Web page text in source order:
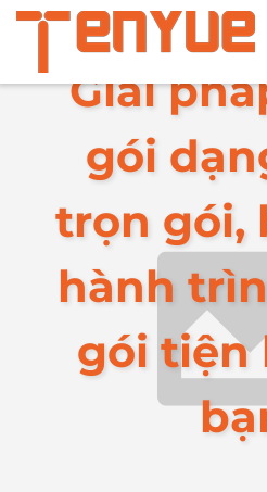
Giải
gói
trọn gói,
hành
gói tiện